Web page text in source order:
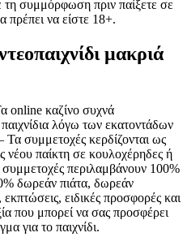
τη συμμόρφωση πριν παίξετε σε
πρέπει να είστε 18+.
μακριά
online καζίνο συχνά
λόγω των εκατοντάδων
συμμετοχές κερδίζονται ως
νέου παίκτη σε κουλοχέρηδες ή
περιλαμβάνουν 100%
δωρεάν πιάτα, δωρεάν
ειδικές προσφορές και
που μπορεί να σας προσφέρει
για το παιχνίδι.